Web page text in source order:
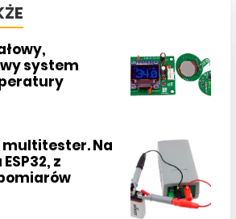
system
Na
z